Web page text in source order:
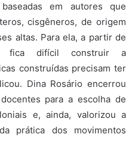
em autores que
cisgêneros, de origem
altas. Para ela, a partir de
fica difícil construir a
construídas precisam ter
Dina Rosário encerrou
para a escolha de
e, ainda, valorizou a
prática dos movimentos